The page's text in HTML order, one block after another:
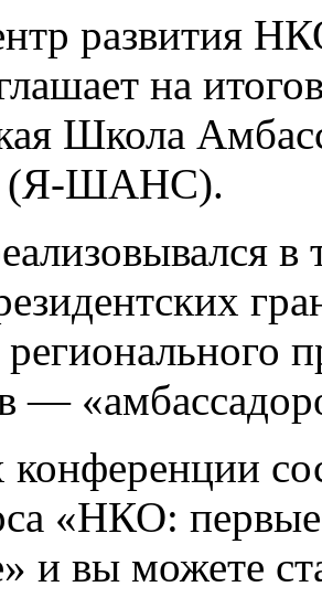
развития
на
Школа
(Я-ШАНС).
в
регионального
—
«НКО:
и вы можете